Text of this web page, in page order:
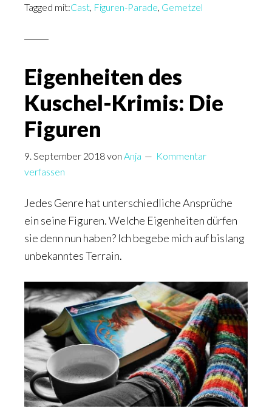
Cast
Dorfbewohner
Tagged mit:Cast, Figuren-Parade, Gemetzel
Eigenheiten des
Kuschel-Krimis: Die
Figuren
9. September 2018von Anja
Kommentar
verfassen
Jedes Genre hat unterschiedliche Ansprüche
ein seine Figuren. Welche Eigenheiten dürfen
sie denn nun haben? Ich begebe mich auf bislang
unbekanntes Terrain.